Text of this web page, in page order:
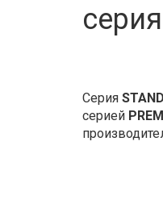
Серия
серией